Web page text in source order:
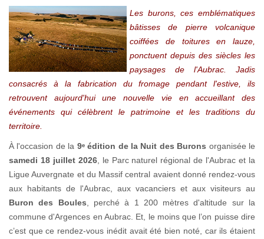
Les burons, ces emblématiques
bâtisses de pierre volcanique
coiffées de toitures en lauze,
ponctuent depuis des siècles les
paysages de l'Aubrac. Jadis
consacrés à la fabrication du fromage pendant l'estive, ils
retrouvent aujourd'hui une nouvelle vie en accueillant des
événements qui célèbrent le patrimoine et les traditions du
territoire.
À l'occasion de la 9ᵉ édition de la Nuit des Burons organisée le
samedi 18 juillet 2026, le Parc naturel régional de l'Aubrac et la
Ligue Auvergnate et du Massif central avaient donné rendez-vous
aux habitants de l'Aubrac, aux vacanciers et aux visiteurs au
Buron des Boules , perché à 1 200 mètres d'altitude sur la
commune d'Argences en Aubrac. Et, le moins que l’on puisse dire
c’est que ce rendez-vous inédit avait été bien noté, car ils étaient